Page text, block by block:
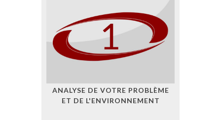
ANALYSE DE VOTRE PROBLÈME
ET DE L'ENVIRONNEMENT